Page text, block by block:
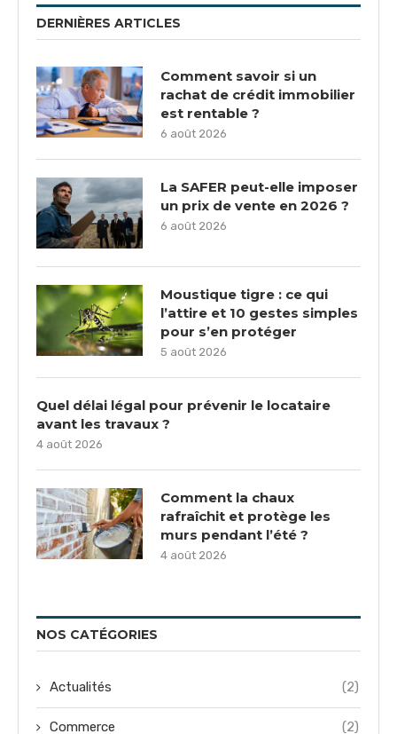
DERNIÈRES ARTICLES
Comment savoir si un
rachat de crédit immobilier
est rentable ?
6 août 2026
La SAFER peut-elle imposer
un prix de vente en 2026 ?
6 août 2026
Moustique tigre : ce qui
l’attire et 10 gestes simples
pour s’en protéger
5 août 2026
Quel délai légal pour prévenir le locataire
avant les travaux ?
4 août 2026
Comment la chaux
rafraîchit et protège les
murs pendant l’été ?
4 août 2026
NOS CATÉGORIES
Actualités (2)
Commerce (2)